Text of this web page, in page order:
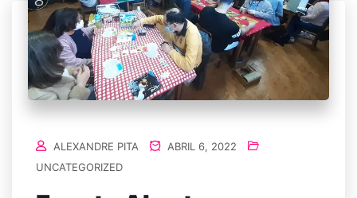
ALEXANDRE PITA
ABRIL 6, 2022
UNCATEGORIZED